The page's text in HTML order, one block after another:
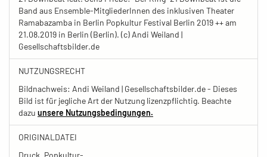
Band aus Ensemble-MitgliederInnen des inklusiven Theater
Ramabazamba in Berlin Popkultur Festival Berlin 2019 ++ am
21.08.2019 in Berlin (Berlin). (c) Andi Weiland |
Gesellschaftsbilder.de
NUTZUNGSRECHT
Bildnachweis: Andi Weiland | Gesellschaftsbilder.de - Dieses
Bild ist für jegliche Art der Nutzung lizenzpflichtig. Beachte
dazu unsere Nutzungsbedingungen.
ORIGINALDATEI
Druck_Popkultur-